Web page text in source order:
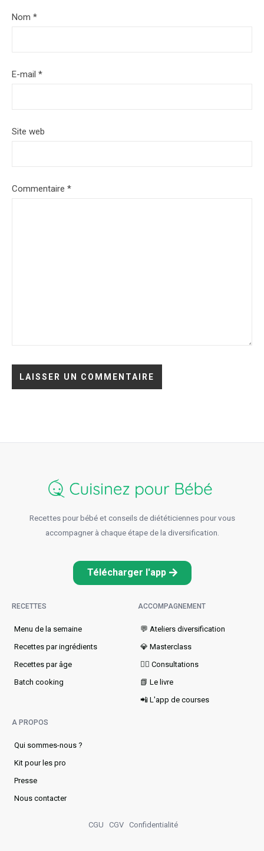
Nom *
E-mail *
Site web
Commentaire *
Recettes pour bébé et conseils de diététiciennes pour vous
accompagner à chaque étape de la diversification.
Télécharger l'app
RECETTES
Menu de la semaine​
Recettes par ingrédients
Recettes par âge
Batch cooking
ACCOMPAGNEMENT
💬 Ateliers diversification
💎 Masterclass
👩‍⚕️ Consultations
📗 Le livre
📲 L'app de courses
A PROPOS
Qui sommes-nous ?
Kit pour les pro
Presse
Nous contacter
CGU CGV Confidentialité